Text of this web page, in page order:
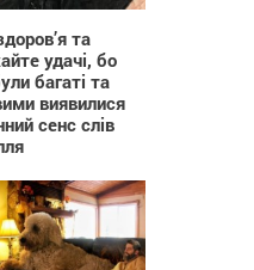
та
удачі, бо
багаті та
виявилися
сенс слів